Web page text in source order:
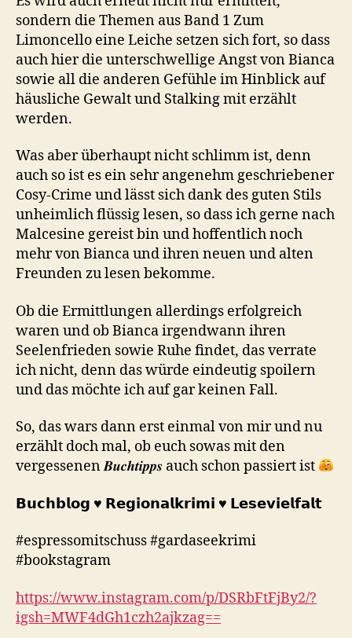
sondern die Themen aus Band 1 Zum
Limoncello eine Leiche setzen sich fort, so dass
auch hier die unterschwellige Angst von Bianca
sowie all die anderen Gefühle im Hinblick auf
häusliche Gewalt und Stalking mit erzählt
werden.
Was aber überhaupt nicht schlimm ist, denn
auch so ist es ein sehr angenehm geschriebener
Cosy-Crime und lässt sich dank des guten Stils
unheimlich flüssig lesen, so dass ich gerne nach
Malcesine gereist bin und hoffentlich noch
mehr von Bianca und ihren neuen und alten
Freunden zu lesen bekomme.
Ob die Ermittlungen allerdings erfolgreich
waren und ob Bianca irgendwann ihren
Seelenfrieden sowie Ruhe findet, das verrate
ich nicht, denn das würde eindeutig spoilern
und das möchte ich auf gar keinen Fall.
So, das wars dann erst einmal von mir und nu
erzählt doch mal, ob euch sowas mit den
vergessenen 𝑩𝒖𝒄𝒉𝒕𝒊𝒑𝒑𝒔 auch schon passiert ist
𝗕𝘂𝗰𝗵𝗯𝗹𝗼𝗴 ♥︎ 𝗥𝗲𝗴𝗶𝗼𝗻𝗮𝗹𝗸𝗿𝗶𝗺𝗶 ♥︎ 𝗟𝗲𝘀𝗲𝘃𝗶𝗲𝗹𝗳𝗮𝗹𝘁
#espressomitschuss #gardaseekrimi
#bookstagram
https://www.instagram.com/p/DSRbFtFjBy2/?
igsh=MWF4dGh1czh2ajkzag==